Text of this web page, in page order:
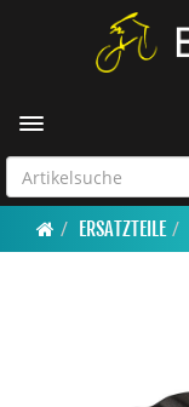
Toggle navigation
ERSATZTEILE